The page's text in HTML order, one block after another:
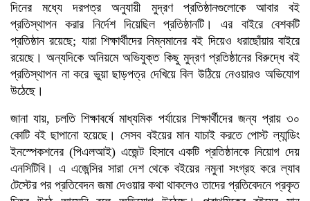
দিনের মধ্যে দরপত্র অনুযায়ী মুদ্রণ প্রতিষ্ঠানগুলোকে আবার বই
প্রতিস্থাপন করার নির্দেশ দিয়েছিল প্রতিষ্ঠানটি। এর বাইরে বেশকটি
প্রতিষ্ঠান রয়েছে; যারা শিক্ষার্থীদের নিম্নমানের বই দিয়েও ধরাছোঁয়ার বাইরে
রয়েছে। অন্যদিকে অনিয়মে অভিযুক্ত কিছু মুদ্রণ প্রতিষ্ঠানের বিরুদ্ধে বই
প্রতিস্থাপন না করে ভুয়া ছাড়পত্র দেখিয়ে বিল উঠিয়ে নেওয়ারও অভিযোগ
উঠেছে।
জানা যায়, চলতি শিক্ষাবর্ষে মাধ্যমিক পর্যায়ের শিক্ষার্থীদের জন্য প্রায় ৩০
কোটি বই ছাপানো হয়েছে। সেসব বইয়ের মান যাচাই করতে পোস্ট ল্যান্ডিং
ইনস্পেকশনের (পিএলআই) এজেন্ট হিসাবে একটি প্রতিষ্ঠানকে নিয়োগ দেয়
এনসিটিবি। এ এজেন্সির সারা দেশ থেকে বইয়ের নমুনা সংগ্রহ করে ল্যাব
টেস্টের পর প্রতিবেদন জমা দেওয়ার কথা থাকলেও তাদের প্রতিবেদনে প্রকৃত